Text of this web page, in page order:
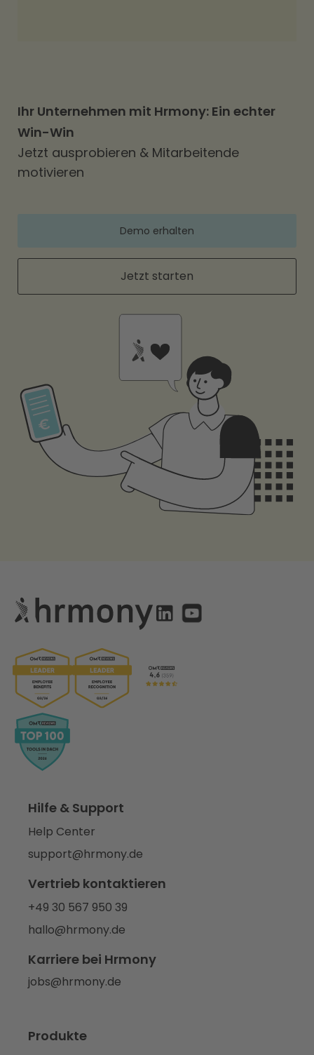
Ihr Unternehmen mit Hrmony: Ein echter
Win-Win
Jetzt ausprobieren & Mitarbeitende
motivieren
Demo erhalten
Jetzt starten
Hilfe & Support
Help Center
support@hrmony.de
Vertrieb kontaktieren
+49 30 567 950 39
hallo@hrmony.de
Karriere bei Hrmony
jobs@hrmony.de
Produkte